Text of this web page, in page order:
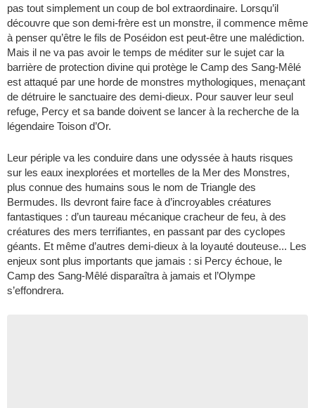
pas tout simplement un coup de bol extraordinaire. Lorsqu’il
découvre que son demi-frère est un monstre, il commence même
à penser qu’être le fils de Poséidon est peut-être une malédiction.
Mais il ne va pas avoir le temps de méditer sur le sujet car la
barrière de protection divine qui protège le Camp des Sang-Mêlé
est attaqué par une horde de monstres mythologiques, menaçant
de détruire le sanctuaire des demi-dieux. Pour sauver leur seul
refuge, Percy et sa bande doivent se lancer à la recherche de la
légendaire Toison d’Or.
Leur périple va les conduire dans une odyssée à hauts risques
sur les eaux inexplorées et mortelles de la Mer des Monstres,
plus connue des humains sous le nom de Triangle des
Bermudes. Ils devront faire face à d’incroyables créatures
fantastiques : d’un taureau mécanique cracheur de feu, à des
créatures des mers terrifiantes, en passant par des cyclopes
géants. Et même d’autres demi-dieux à la loyauté douteuse... Les
enjeux sont plus importants que jamais : si Percy échoue, le
Camp des Sang-Mêlé disparaîtra à jamais et l’Olympe
s’effondrera.